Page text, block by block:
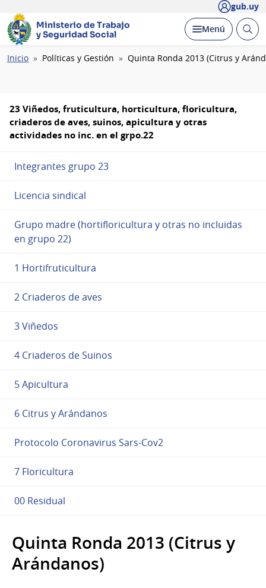
gub.uy
Ministerio de Trabajo
y Seguridad Social
Desplegar
Menú Abrir
Ruta
Inicio Políticas y Gestión Quinta Ronda 2013 (Citrus y
23 Viñedos, fruticultura, horticultura, floricultura,
criaderos de aves, suinos, apicultura y otras
actividades no inc. en el grpo.22
Integrantes grupo 23
Licencia sindical
Grupo madre (hortifloricultura y otras no incluidas
en grupo 22)
1 Hortifruticultura
2 Criaderos de aves
3 Viñedos
4 Criaderos de Suinos
5 Apicultura
6 Citrus y Arándanos
Protocolo Coronavirus Sars-Cov2
7 Floricultura
00 Residual
Quinta Ronda 2013 (Citrus y
Arándanos)